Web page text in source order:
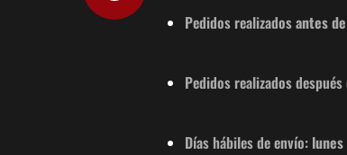
Pedidos realizadosantes
Pedidos realizados
Días hábiles de envío: